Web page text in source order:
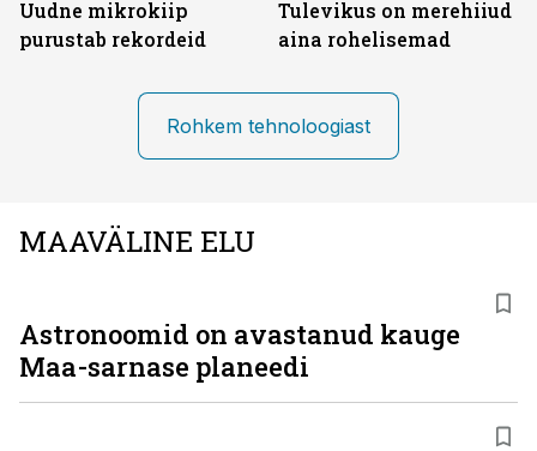
Uudne mikrokiip
purustab rekordeid
Tulevikus on merehiiud
aina rohelisemad
Rohkem tehnoloogiast
MAAVÄLINE ELU
Astronoomid on avastanud kauge
Maa-sarnase planeedi